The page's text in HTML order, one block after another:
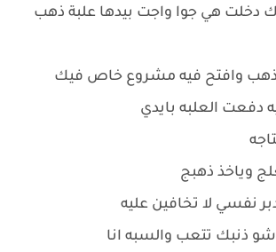
دخلت هي جوا واجت بيدها علبة ذهب
وافتح فيه مشروع خاص فيك
دفعت العلبه بايدي
وياخذ ذهبج
نفسي لا تخافين عليه
ذنبك تتعب والسبه انا